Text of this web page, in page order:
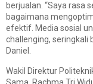
berjualan. “Saya rasa
bagaimana
efektif. Media sosial
challenging, seringkali
Daniel.
Wakil Direktur
Sama, Rachma Tri